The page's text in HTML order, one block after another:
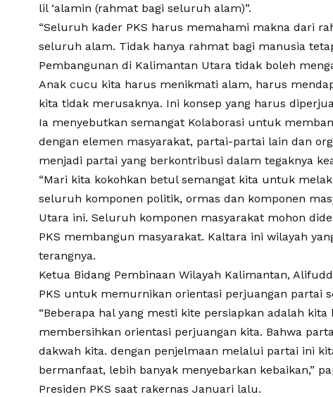
lil ‘alamin (rahmat bagi seluruh alam)”.
“Seluruh kader PKS harus memahami makna dari
seluruh alam. Tidak hanya rahmat bagi manusia
Pembangunan di Kalimantan Utara tidak boleh
Anak cucu kita harus menikmati alam, harus
kita tidak merusaknya. Ini konsep yang harus
Ia menyebutkan semangat Kolaborasi untuk
dengan elemen masyarakat, partai-partai lain dan
menjadi partai yang berkontribusi dalam tegaknya
“Mari kita kokohkan betul semangat kita untuk
seluruh komponen politik, ormas dan komponen
Utara ini. Seluruh komponen masyarakat mohon
PKS membangun masyarakat. Kaltara ini wilayah
terangnya.
Ketua Bidang Pembinaan Wilayah Kalimantan,
PKS untuk memurnikan orientasi perjuangan partai
“Beberapa hal yang mesti kite persiapkan adalah
membersihkan orientasi perjuangan kita. Bahwa
dakwah kita. dengan penjelmaan melalui partai ini
bermanfaat, lebih banyak menyebarkan kebaikan,”
Presiden PKS saat rakernas Januari lalu.